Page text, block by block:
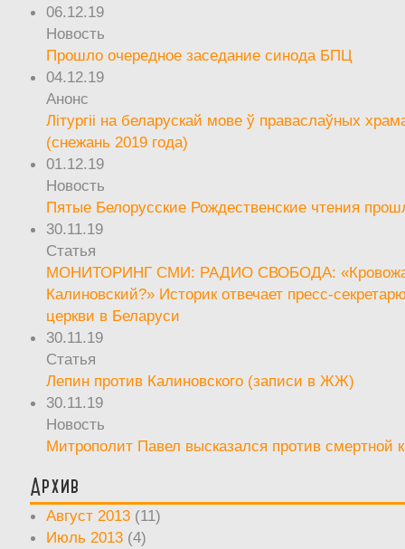
06.12.19
Новость
Прошло очередное заседание синода БПЦ
04.12.19
Анонс
Літургіі на беларускай мове ў праваслаўных
(снежань 2019 года)
01.12.19
Новость
Пятые Белорусские Рождественские чтения
30.11.19
Статья
МОНИТОРИНГ СМИ: РАДИО СВОБОДА:
Калиновский?» Историк отвечает пресс-
церкви в Беларуси
30.11.19
Статья
Лепин против Калиновского (записи в ЖЖ)
30.11.19
Новость
Митрополит Павел высказался против смертной
Архив
Август 2013 (11)
Июль 2013 (4)